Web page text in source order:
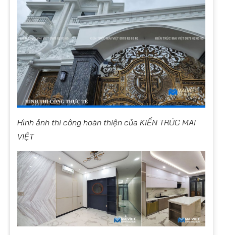
Hình ảnh thi công hoàn thiện của KIẾN TRÚC MAI
VIỆT